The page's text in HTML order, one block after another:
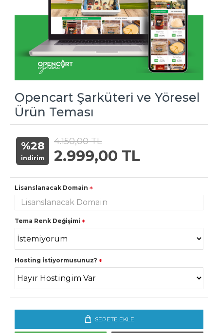
Opencart Şarküteri ve Yöresel
Ürün Teması
%28
indirim 2.999,00 TL
4.150,00 TL
Lisanslanacak Domain
Tema Renk Değişimi
Hosting İstiyormusunuz?
SEPETE EKLE